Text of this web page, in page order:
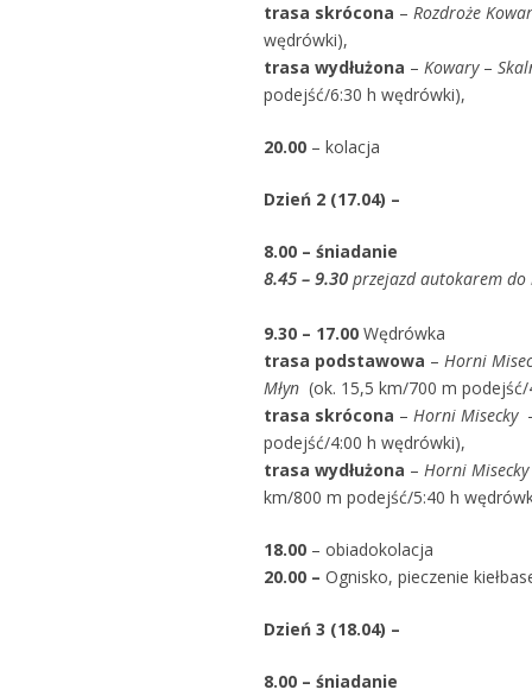
trasa skrócona – Rozdroże
wędrówki),
trasa wydłużona – Kowary–
podejść/6:30 h wędrówki),
20.00 – kolacja
Dzień 2 (17.04) –
8.00 – śniadanie
8.45 – 9.30 przejazd autokarem
9.30 – 17.00 Wędrówka
trasa podstawowa – Horni
Młyn (ok. 15,5 km/700 m
trasa skrócona – Horni Misecky–
podejść/4:00 h wędrówki),
trasa wydłużona – Horni Misecky
km/800 m podejść/5:40 h
18.00 – obiadokolacja
20.00 – Ognisko, pieczenie
Dzień 3 (18.04) –
8.00 – śniadanie